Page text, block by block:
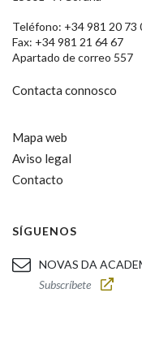
Teléfono: +34 981 20 73
Fax: +34 981 21 64 67
Apartado de correo 557
Contacta connosco
Mapa web
Aviso legal
Contacto
SÍGUENOS
NOVAS DA
Subscríbete